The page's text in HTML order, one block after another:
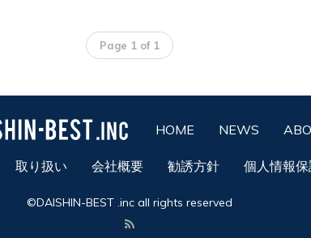
Page 1 of 1
HOME NEWS
取り扱い 会社概要 勧誘方針 個人情報
©DAISHIN-BEST .inc all rights reserved